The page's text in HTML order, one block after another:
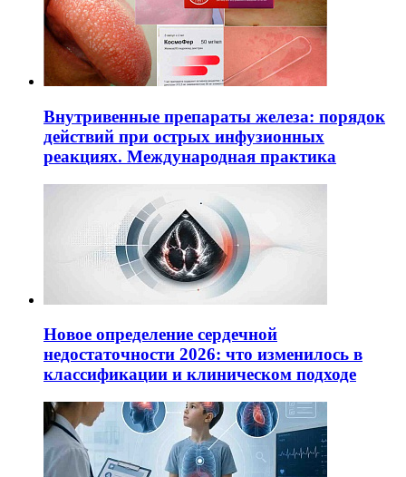
Внутривенные препараты железа: порядок
действий при острых инфузионных
реакциях. Международная практика
Новое определение сердечной
недостаточности 2026: что изменилось в
классификации и клиническом подходе